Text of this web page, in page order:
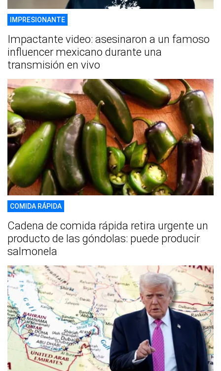
IMPRESIONANTE
Impactante video: asesinaron a un famoso
influencer mexicano durante una
transmisión en vivo
COMIDA RÁPIDA
Cadena de comida rápida retira urgente un
producto de las góndolas: puede producir
salmonela